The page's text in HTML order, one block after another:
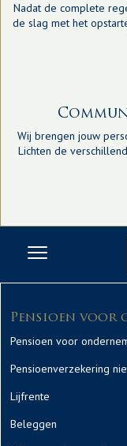
Nadat de complete
de slag met het
Wij brengen jouw
Lichten de
Pensioen voor
Pensioen voor
Pensioenverzekering
Lijfrente
Beleggen